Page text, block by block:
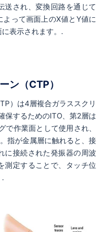
送され、変換回路を通じて
って画面上のX値とY値に
表示されます。.
ン（CTP）
）は4層複合ガラススクリ
保するためのITO、第2層は
作業面として使用され、
指が金属層に触れると、接
に接続された発振器の周波
測定することで、タッチ位